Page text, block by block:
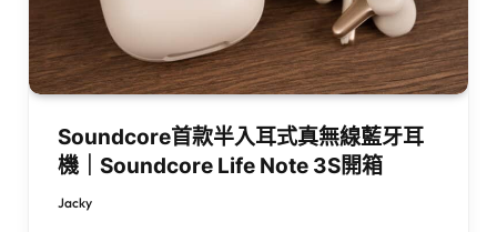
Soundcore首款半入耳式真無線藍牙耳
機｜Soundcore Life Note 3S開箱
Jacky